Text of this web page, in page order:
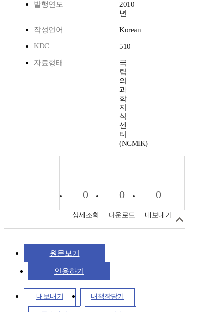
발행연도
2010
년
작성언어
Korean
KDC
510
자료형태
국
립
의
과
학
지
식
센
터
(NCMIK)
0
상세조회
0
다운로드
0
내보내기
원문보기
인용하기
내보내기 내책장담기